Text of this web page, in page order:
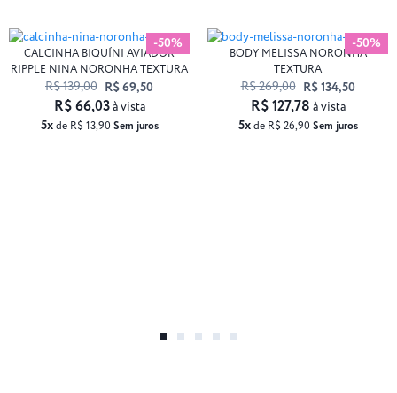
-50%
CALCINHA BIQUÍNI AVIADOR
RIPPLE NINA NORONHA TEXTURA
R$ 139,00 R$ 69,50
5xde R$ 13,90 Sem juros
R$ 66,03à vista
-50%
BODY MELISSA NORONHA
TEXTURA
R$ 269,00 R$ 134,50
5xde R$ 26,90 Sem juros
R$ 127,78 à vista